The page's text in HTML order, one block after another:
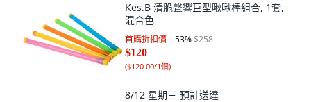
Kes.B 清脆聲響巨型啾啾棒組合, 1套,
混合色
首購折扣價 53%$258
$120
($120.00/1個)
8/12 星期三 預計送達